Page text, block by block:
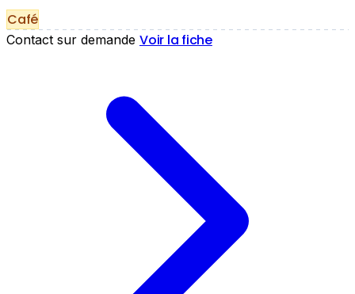
Café
Contact sur demande Voir la fiche